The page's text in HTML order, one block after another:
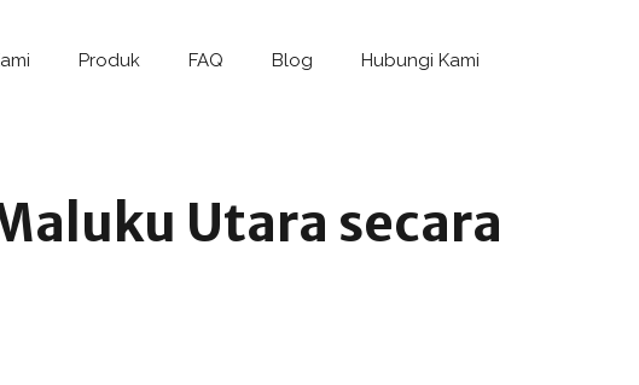
Produk FAQ Blog Hubungi Kami
Utara secara